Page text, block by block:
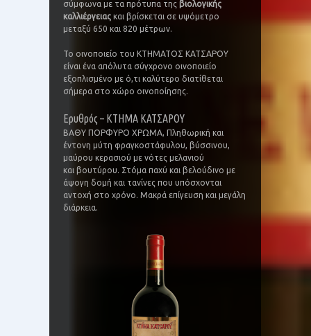
σύμφωνα με τα πρότυπα της βιολογικής
καλλιέργειας και βρίσκεται σε υψόμετρο
μεταξύ 650 και 820 μέτρων.
Το οινοποιείο του ΚΤΗΜΑΤΟΣ ΚΑΤΣΑΡΟΥ
είναι ένα απόλυτα σύγχρονο οινοποιείο
εξοπλισμένο με ό,τι καλύτερο διατίθεται
σήμερα στο χώρο οινοποίησης.
Ερυθρός – ΚΤΗΜΑ ΚΑΤΣΑΡΟΥ
BΑΘΥ ΠΟΡΦΥΡΟ ΧΡΩΜΑ, Πληθωρική και
έντονη μύτη φραγκοστάφυλου, βύσσινου,
μαύρου κερασιού με νότες μελανιού
και βουτύρου. Στόμα παχύ και βελούδινο με
άψογη δομή και τανίνες που υπόσχονται
αντοχή στο χρόνο. Μακρά επίγευση και μεγάλη
διάρκεια.